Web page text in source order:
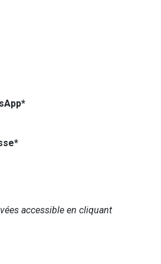
accessible en cliquant